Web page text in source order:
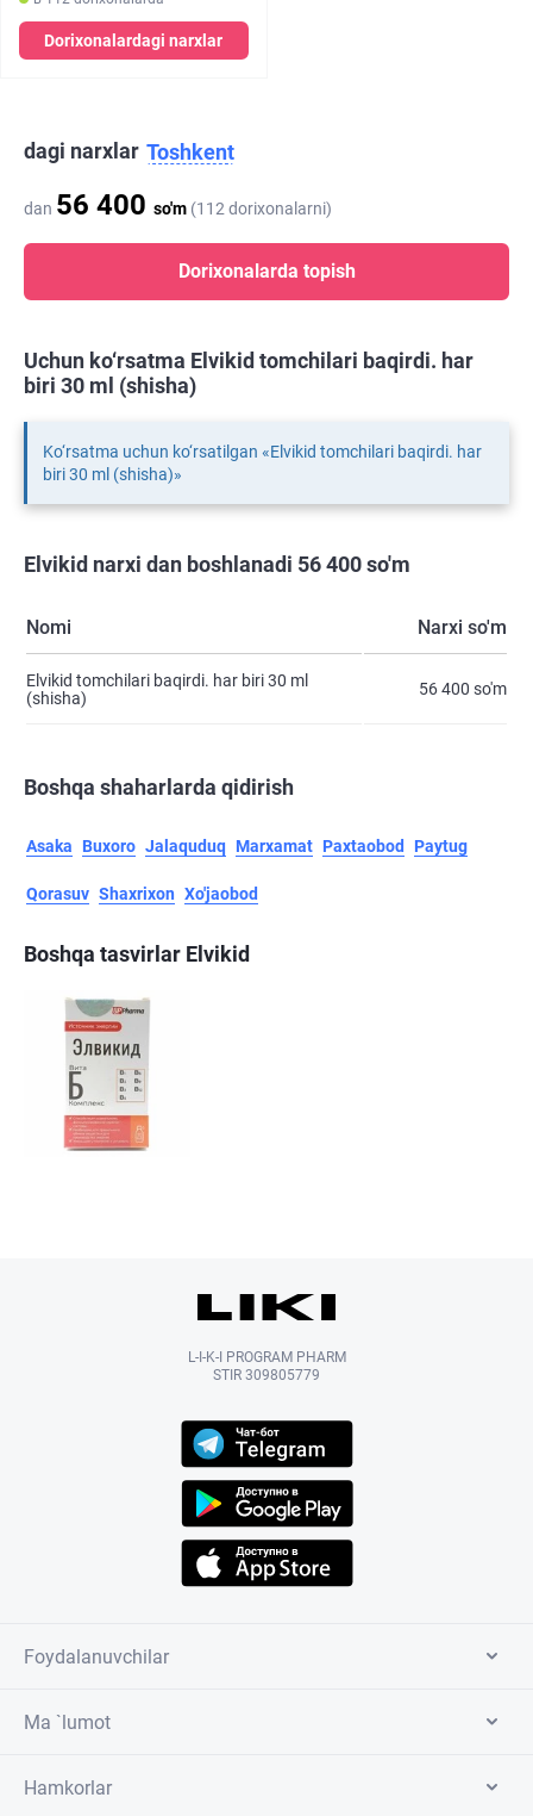
Dorixonalardagi narxlar
dagi narxlar Toshkent
dan 56 400 so'm (112 dorixonalarni)
Dorixonalarda topish
Uchun ko‘rsatma Elvikid tomchilari baqirdi. har
biri 30 ml (shisha)
Ko‘rsatma uchun ko‘rsatilgan «Elvikid tomchilari baqirdi. har
biri 30 ml (shisha)»
Elvikid narxi dan boshlanadi 56 400 so'm
Nomi Narxi so'm
Elvikid tomchilari baqirdi. har biri 30 ml
(shisha)
56 400 so'm
Boshqa shaharlarda qidirish
Asaka Buxoro Jalaquduq Marxamat Paxtaobod Paytug
Qorasuv Shaxrixon Xo'jaobod
Boshqa tasvirlar Elvikid
L-I-K-I PROGRAM PHARM
STIR 309805779
Foydalanuvchilar
Ma `lumot
Hamkorlar